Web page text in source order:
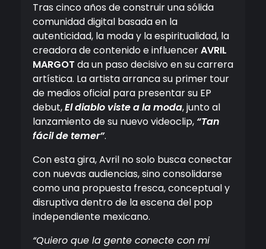
Tras cinco años de construir una sólida
comunidad digital basada en la
autenticidad, la moda y la espiritualidad, la
creadora de contenido e influencerAVRIL
MARGOT da un paso decisivo en su carrera
artística. La artista arranca su primer tour
de medios oficial para presentar su EP
debut,El diablo viste a la moda, junto al
lanzamiento de su nuevo videoclip, “Tan
fácil de temer”.
Con esta gira, Avril no solo busca conectar
con nuevas audiencias, sino consolidarse
como una propuesta fresca, conceptual y
disruptiva dentro de la escena del pop
independiente mexicano.
“Quiero que la gente conecte con mi